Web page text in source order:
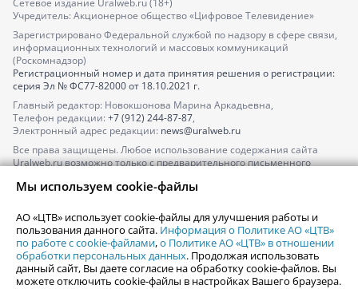
Сетевое издание Uralweb.ru (18+)
Учредитель: Акционерное общество «Цифровое Телевидение»
Зарегистрировано Федеральной службой по надзору в сфере связи,
информационных технологий и массовых коммуникаций
(Роскомнадзор)
Регистрационный номер и дата принятия решения о регистрации:
серия Эл № ФС77-82000от 18.10.2021 г.
Главный редактор: Новокшонова Марина Аркадьевна,
Телефон редакции: +7 (912) 244-87-87,
Электронный адрес редакции: news@uralweb.ru
Все права защищены. Любое использование содержания сайта
Uralweb.ru возможно только с предварительного письменного
По вопросам размещения рекламы обращайтесь по тел.
По вопросам размещения информации в разделе «Афиша»
afisha@uralweb.ru
Пользовательское соглашение на использование сайта
Политика АО «ЦТВ» в отношении обработки персональных данных
Мы используем cookie-файлы
АО «ЦТВ» использует cookie-файлы для улучшения работы и
пользования данного сайта. Информация о Политике АО «ЦТВ»
по работе с cookie-файлами,о Политике АО «ЦТВ» в отношении
обработки персональных данных. Продолжая использовать
данный сайт, Вы даете согласие на обработку cookie-файлов. Вы
можете отключить cookie-файлы в настройках Вашего браузера.